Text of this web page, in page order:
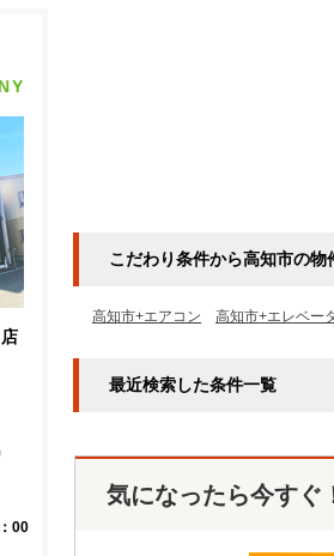
こだわり条件から高知市の物
高知市+エアコン 高知市+エレベー
最近検索した条件一覧
気になったら今すぐ
00